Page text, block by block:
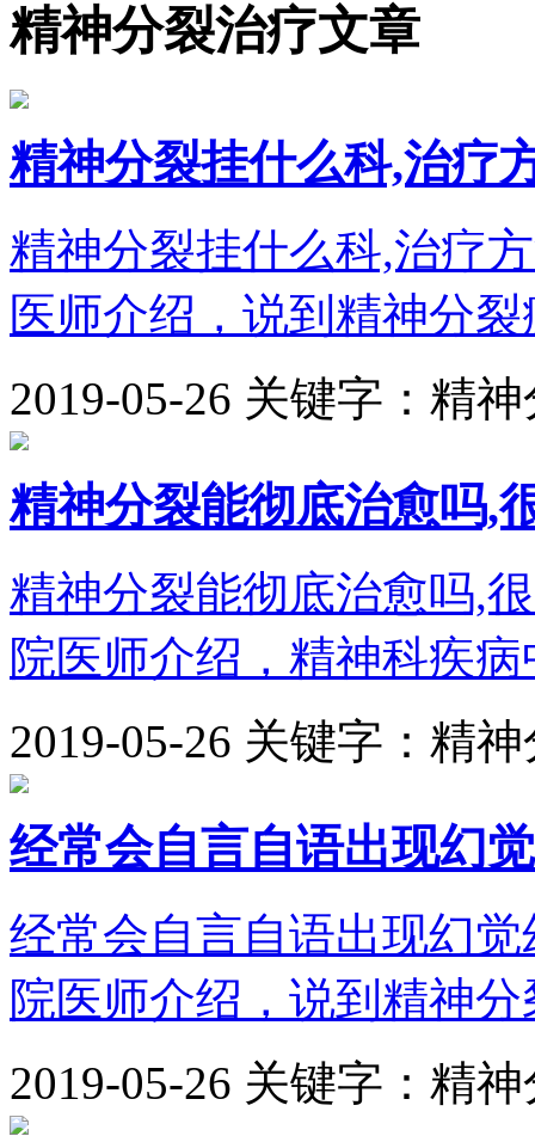
精神分裂治疗文章
精神分裂挂什么科,治疗
精神分裂挂什么科,治疗
医师介绍，说到精神分
2019-05-26 关键字：精
精神分裂能彻底治愈吗,
精神分裂能彻底治愈吗,
院医师介绍，精神科疾
2019-05-26 关键字：精
经常会自言自语出现幻
经常会自言自语出现幻
院医师介绍，说到精神
2019-05-26 关键字：精